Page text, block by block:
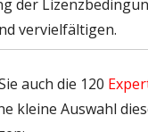
der
vervielfältigen.
auch die 120
kleine Auswahl